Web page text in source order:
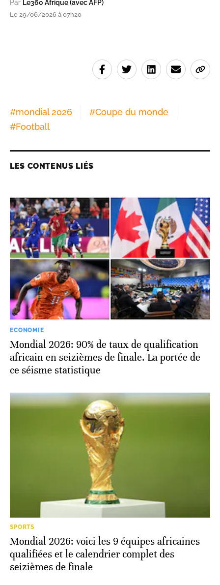
Par Le360 Afrique (avec AFP)
Le 29/06/2026 à 07h20
#mondial 2026 #Coupe du monde
#Football
LES CONTENUS LIÉS
ECONOMIE
Mondial 2026: 90% de taux de qualification
africain en seizièmes de finale. La portée de
ce séisme statistique
SPORTS
Mondial 2026: voici les 9 équipes africaines
qualifiées et le calendrier complet des
seizièmes de finale